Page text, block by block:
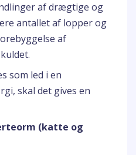
af drægtige og
antallet af lopper og
af
som led i en
skal det gives en
(katte og